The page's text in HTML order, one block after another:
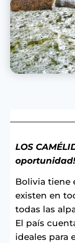
LOS
oportunidad!
Bolivia tiene
existen en
todas las
El país
ideales para